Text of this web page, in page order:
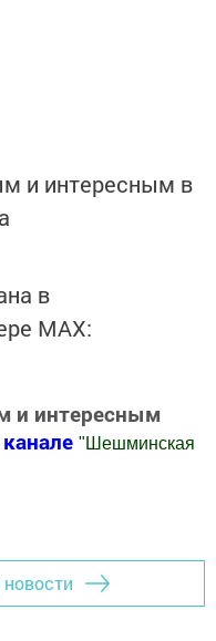
и интересным в
в
MАХ:
и интересным
" Шешминская